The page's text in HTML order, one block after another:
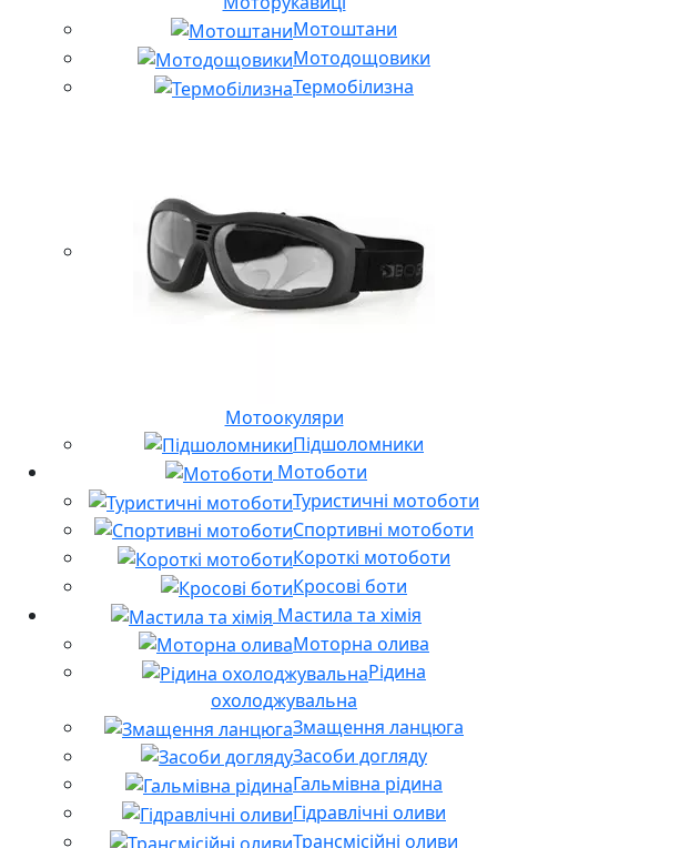
Мотоштани
Мотодощовики
Термобілизна
Мотоокуляри
Підшоломники
Мотоботи
Туристичні мотоботи
Спортивні мотоботи
Короткі мотоботи
Кросові боти
Мастила та хімія
Моторна олива
Рідина
охолоджувальна
Змащення ланцюга
Засоби догляду
Гальмівна рідина
Гідравлічні оливи
Трансмісійні оливи